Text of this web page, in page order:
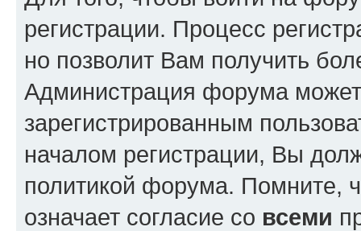
регистрации. Процесс
но позволит Вам получить
Администрация форума может
зарегистрированным
началом регистрации, Вы
политикой форума. Помните,
означает согласие со всеми